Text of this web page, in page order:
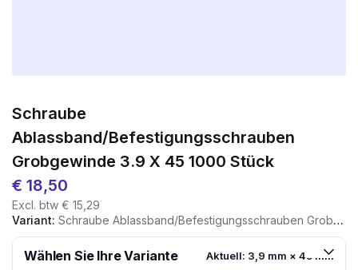
Schraube
Ablassband/Befestigungsschrauben
Grobgewinde 3.9 X 45 1000 Stück
€ 18,50
Excl. btw € 15,29
Variant: Schraube Ablassband/Befestigungsschrauben Grobgewinde 3.9 X 45 1000 Stück
Wählen Sie Ihre Variante Aktuell: 3,9 mm × 45 mm